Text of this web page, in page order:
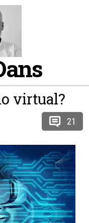
virtual?
21